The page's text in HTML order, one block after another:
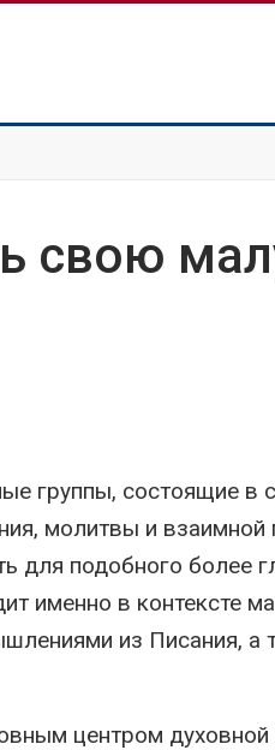
свою
группы, состоящие в
молитвы и взаимной
для подобного более
именно в контексте
из Писания, а
центром